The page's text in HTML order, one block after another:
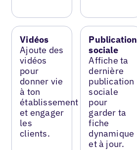
Vidéos
Ajoute des
vidéos
pour
donner vie
à ton
établissement
et engager
les
clients.
Publication
sociale
Affiche ta
dernière
publication
sociale
pour
garder ta
fiche
dynamique
et à jour.